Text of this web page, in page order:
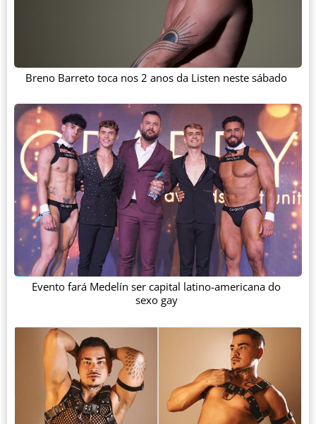
Breno Barreto toca nos 2 anos da Listen neste sábado
Evento fará Medelín ser capital latino-americana do
sexo gay